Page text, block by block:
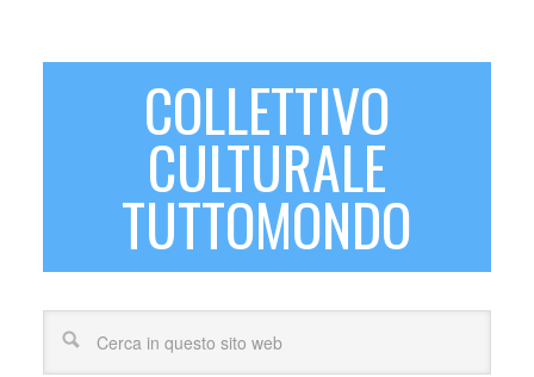
COLLETTIVO
CULTURALE
TUTTOMONDO